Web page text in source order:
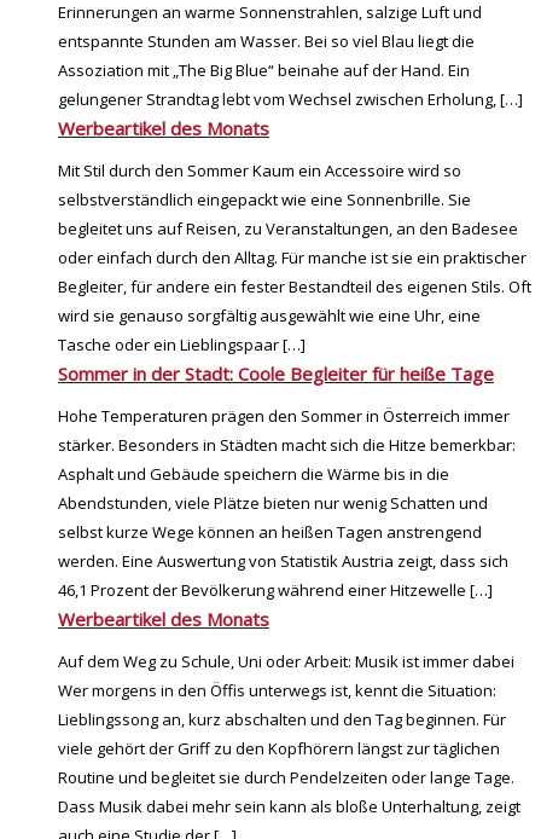
Erinnerungen an warme Sonnenstrahlen, salzige Luft und
entspannte Stunden am Wasser. Bei so viel Blau liegt die
Assoziation mit „The Big Blue“ beinahe auf der Hand. Ein
gelungener Strandtag lebt vom Wechsel zwischen Erholung,[…]
Werbeartikel des Monats
Mit Stil durch den Sommer Kaum ein Accessoire wird so
selbstverständlich eingepackt wie eine Sonnenbrille. Sie
begleitet uns auf Reisen, zu Veranstaltungen, an den Badesee
oder einfach durch den Alltag. Für manche ist sie ein praktischer
Begleiter, für andere ein fester Bestandteil des eigenen Stils. Oft
wird sie genauso sorgfältig ausgewählt wie eine Uhr, eine
Tasche oder ein Lieblingspaar[…]
Sommer in der Stadt: Coole Begleiter für heiße Tage
Hohe Temperaturen prägen den Sommer in Österreich immer
stärker. Besonders in Städten macht sich die Hitze bemerkbar:
Asphalt und Gebäude speichern die Wärme bis in die
Abendstunden, viele Plätze bieten nur wenig Schatten und
selbst kurze Wege können an heißen Tagen anstrengend
werden. Eine Auswertung von Statistik Austria zeigt, dass sich
46,1 Prozent der Bevölkerung während einer Hitzewelle […]
Werbeartikel des Monats
Auf dem Weg zu Schule, Uni oder Arbeit: Musik ist immer dabei
Wer morgens in den Öffis unterwegs ist, kennt die Situation:
Lieblingssong an, kurz abschalten und den Tag beginnen. Für
viele gehört der Griff zu den Kopfhörern längst zur täglichen
Routine und begleitet sie durch Pendelzeiten oder lange Tage.
Dass Musik dabei mehr sein kann als bloße Unterhaltung, zeigt